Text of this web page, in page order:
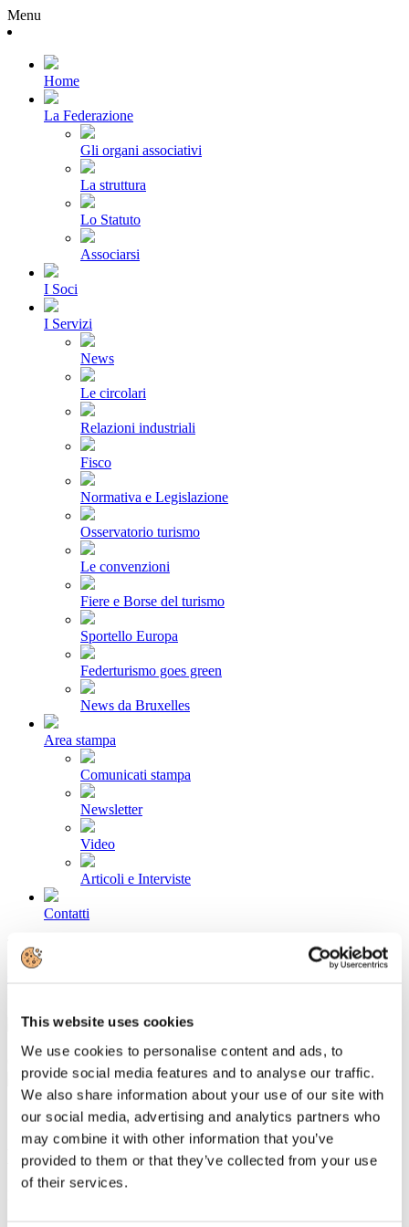
This website uses cookies
We use cookies to personalise content and ads, to
provide social media features and to analyse our traffic.
We also share information about your use of our site with
our social media, advertising and analytics partners who
may combine it with other information that you’ve
provided to them or that they’ve collected from your use
of their services.
Menu
Home
La Federazione
Gli organi associativi
La struttura
Lo Statuto
Associarsi
I Soci
I Servizi
News
Le circolari
Relazioni industriali
Fisco
Normativa e Legislazione
Osservatorio turismo
Le convenzioni
Fiere e Borse del turismo
Sportello Europa
Federturismo goes green
News da Bruxelles
Area stampa
Comunicati stampa
Newsletter
Video
Articoli e Interviste
Contatti
Tel. +39 320 57 80 986
Email segreteria@federturismo.it
Cerca...
Newsletter N. 15 del 27/01/2015